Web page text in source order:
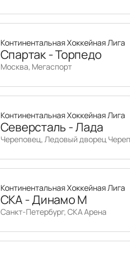
Континентальная Хоккейная Лига
Спартак - Торпедо
Москва, Мегаспорт
Континентальная Хоккейная Лига
Северсталь - Лада
Череповец, Ледовый дворец
Континентальная Хоккейная Лига
СКА - Динамо М
Санкт-Петербург, СКА Арена